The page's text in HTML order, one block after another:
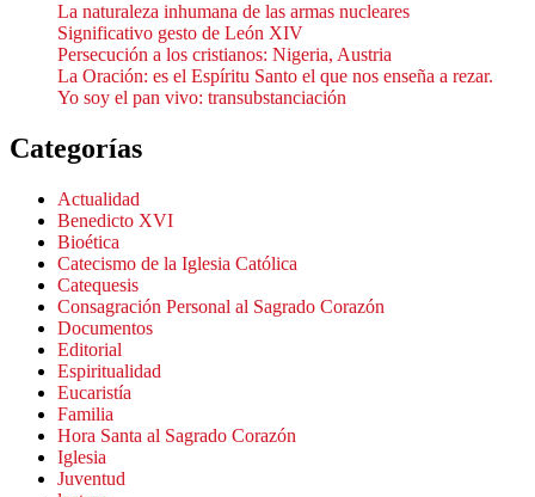
La naturaleza inhumana de las armas nucleares
Significativo gesto de León XIV
Persecución a los cristianos: Nigeria, Austria
La Oración: es el Espíritu Santo el que nos enseña a rezar.
Yo soy el pan vivo: transubstanciación
Categorías
Actualidad
Benedicto XVI
Bioética
Catecismo de la Iglesia Católica
Catequesis
Consagración Personal al Sagrado Corazón
Documentos
Editorial
Espiritualidad
Eucaristía
Familia
Hora Santa al Sagrado Corazón
Iglesia
Juventud